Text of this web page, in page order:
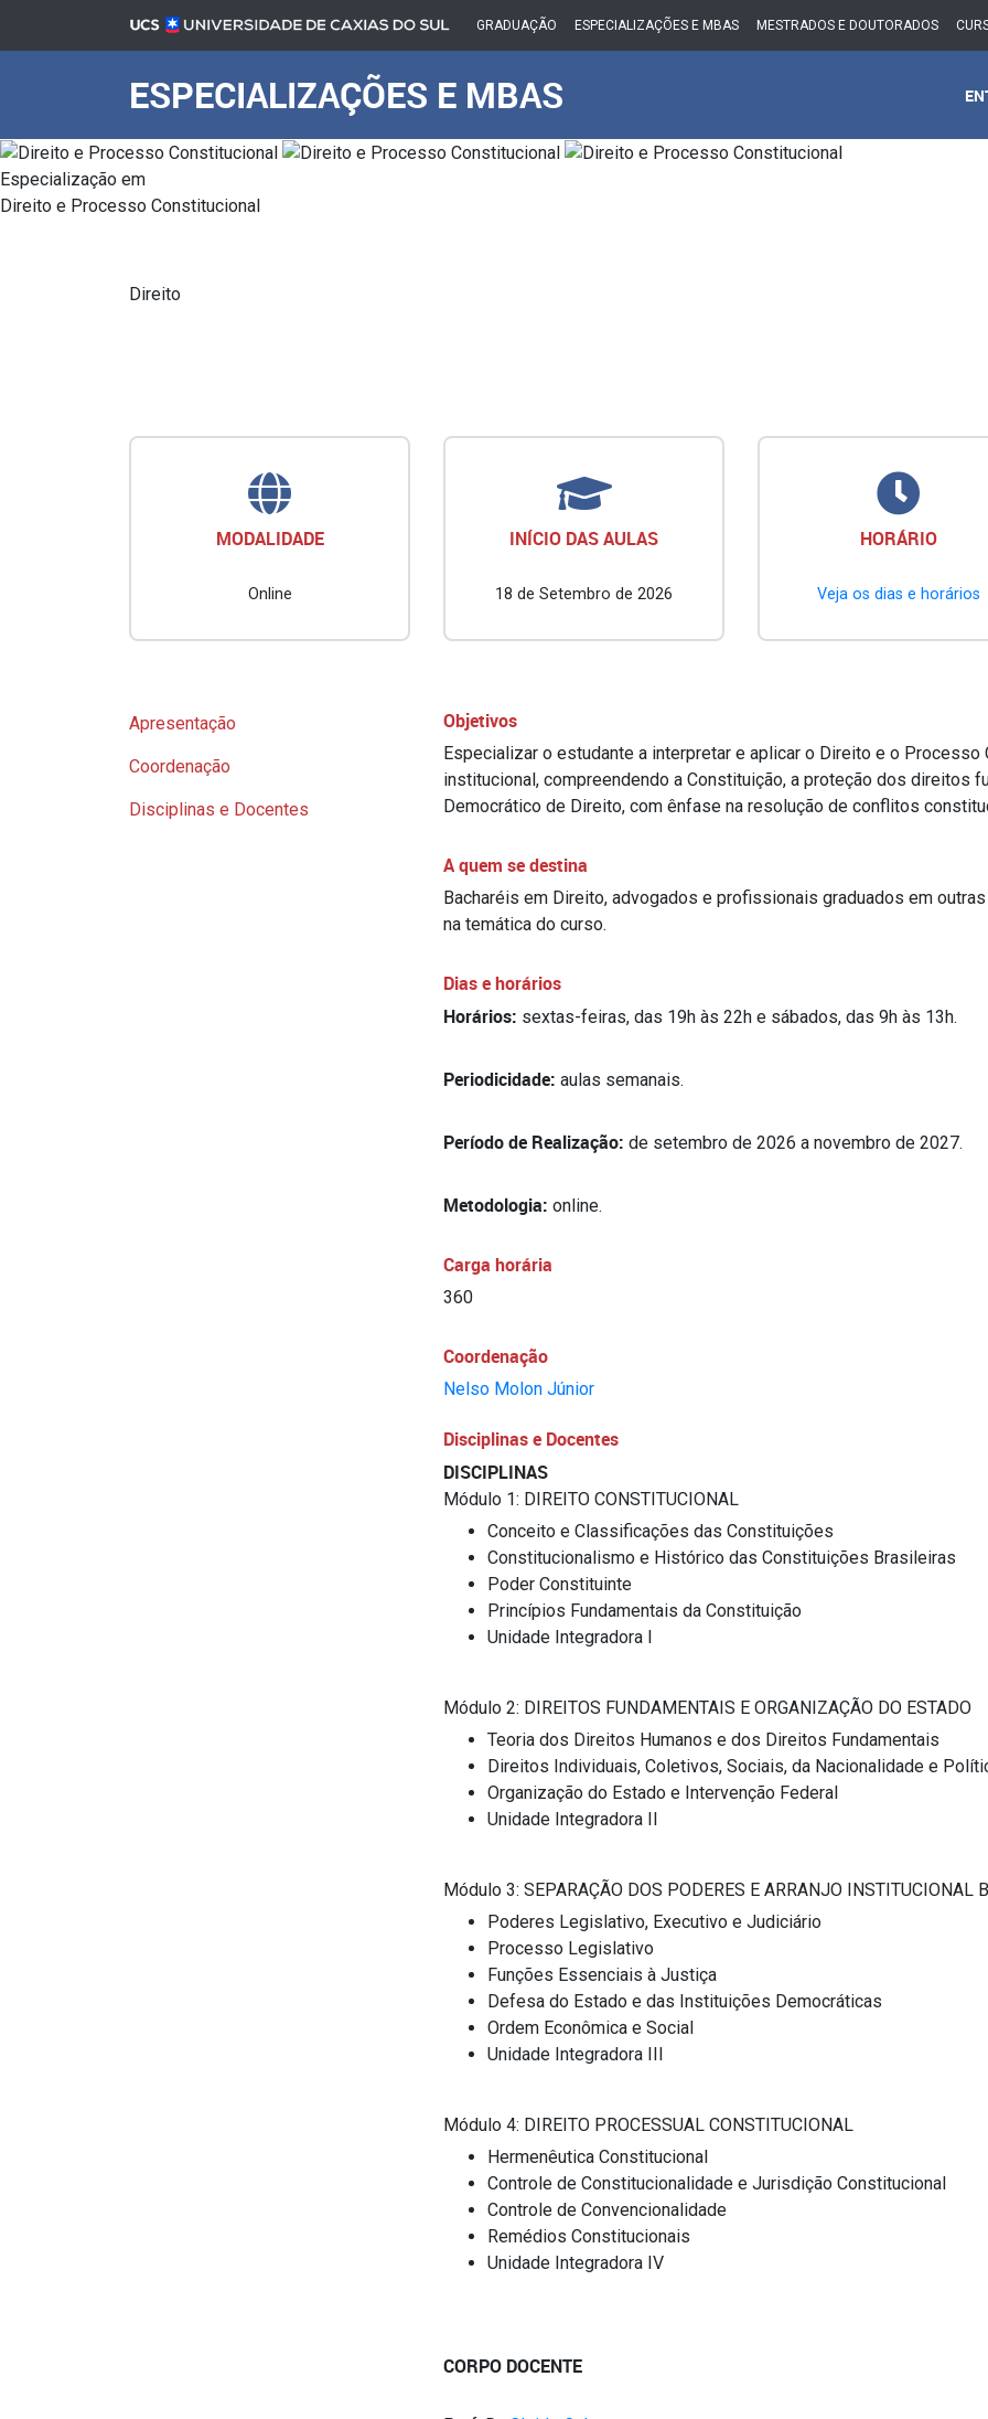
GRADUAÇÃO ESPECIALIZAÇÕES E MBAS MESTRADOS E DOUTORADOS
ESPECIALIZAÇÕES E MBAS
Especialização em
Direito e Processo Constitucional
Direito
MODALIDADE
Online
INÍCIO DAS AULAS
18 de Setembro de 2026
HORÁRIO
Veja os dias e horários
Apresentação
Coordenação
Disciplinas e Docentes
Objetivos
Especializar o estudante a interpretar e aplicar o Direito e o
institucional, compreendendo a Constituição, a proteção dos direitos
Democrático de Direito, com ênfase na resolução de conflitos
A quem se destina
Bacharéis em Direito, advogados e profissionais graduados em
na temática do curso.
Dias e horários
Horários: sextas-feiras, das 19h às 22h e sábados, das 9h às 13h.
Periodicidade: aulas semanais.
Período de Realização: de setembro de 2026 a novembro de 2027.
Metodologia: online.
Carga horária
360
Coordenação
Nelso Molon Júnior
Disciplinas e Docentes
DISCIPLINAS
Módulo 1: DIREITO CONSTITUCIONAL
Conceito e Classificações das Constituições
Constitucionalismo e Histórico das Constituições Brasileiras
Poder Constituinte
Princípios Fundamentais da Constituição
Unidade Integradora I
Módulo 2: DIREITOS FUNDAMENTAIS E ORGANIZAÇÃO DO ESTADO
Teoria dos Direitos Humanos e dos Direitos Fundamentais
Direitos Individuais, Coletivos, Sociais, da Nacionalidade e
Organização do Estado e Intervenção Federal
Unidade Integradora II
Módulo 3: SEPARAÇÃO DOS PODERES E ARRANJO INSTITUCIONAL
Poderes Legislativo, Executivo e Judiciário
Processo Legislativo
Funções Essenciais à Justiça
Defesa do Estado e das Instituições Democráticas
Ordem Econômica e Social
Unidade Integradora III
Módulo 4: DIREITO PROCESSUAL CONSTITUCIONAL
Hermenêutica Constitucional
Controle de Constitucionalidade e Jurisdição Constitucional
Controle de Convencionalidade
Remédios Constitucionais
Unidade Integradora IV
CORPO DOCENTE